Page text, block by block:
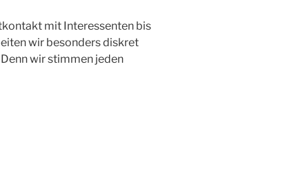
mit Interessenten bis
wir besonders diskret
wir stimmen jeden